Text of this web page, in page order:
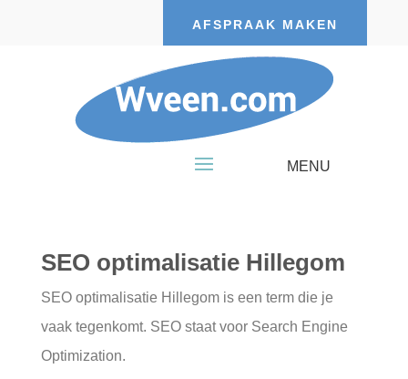
AFSPRAAK MAKEN
SEO optimalisatie Hillegom
SEO optimalisatie Hillegom is een term die je
vaak tegenkomt. SEO staat voor Search Engine
Optimization.